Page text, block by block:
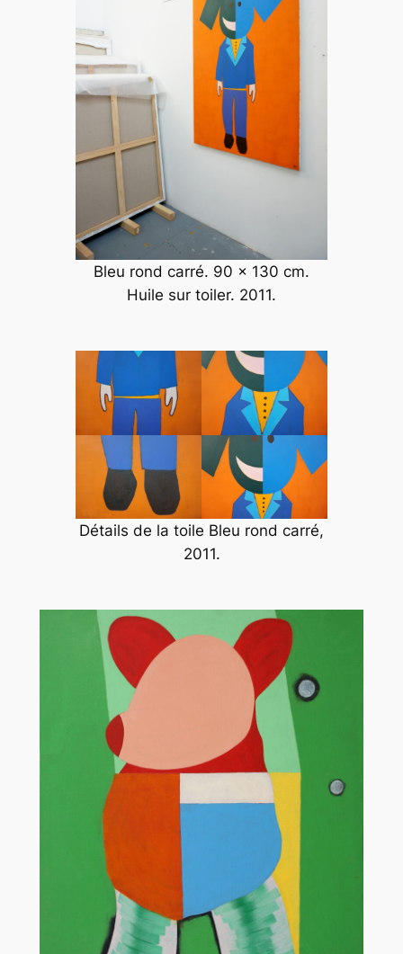
Bleu rond carré. 90 x 130 cm.
Huile sur toiler. 2011.
Détails de la toile Bleu rond carré,
2011.